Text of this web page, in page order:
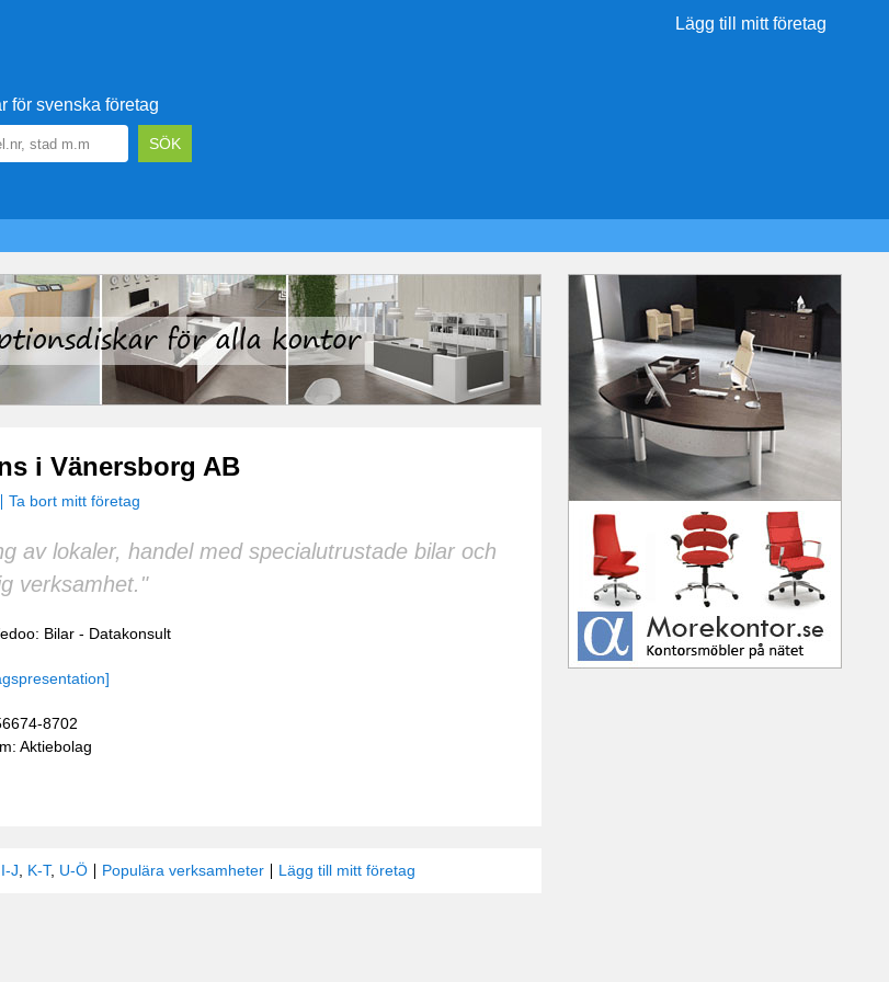
Lägg till mitt företag
för svenska företag
i Vänersborg AB
Ta bort mitt företag
av lokaler, handel med specialutrustade bilar och
verksamhet."
Bilar- Datakonsult
8702
Aktiebolag
I-J K-T, U-Ö Populära verksamheter Lägg till mitt företag